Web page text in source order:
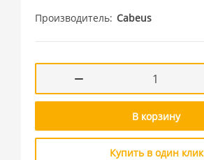
Производитель Cabeus
В корзину
Купить в один клик